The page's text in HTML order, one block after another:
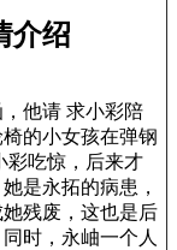
介绍
他请 求小彩陪
的小女孩在弹钢
彩吃惊，后来才
是永拓的病患，
残废，这也是后
时，永岫一个人